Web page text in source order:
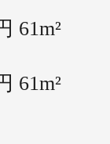
61m²
61m²